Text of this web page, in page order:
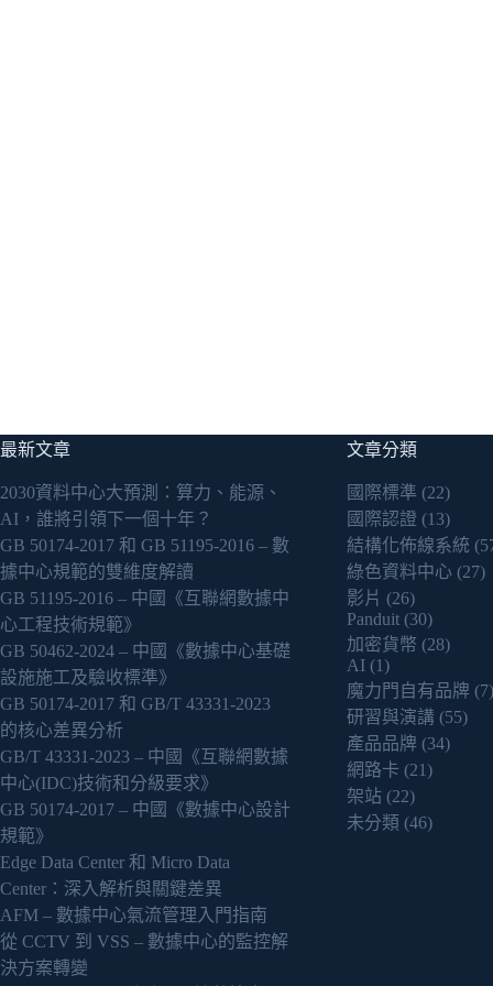
最新文章
2030資料中心大預測：算力、能源、
AI，誰將引領下一個十年？
GB 50174-2017 和 GB 51195-2016 – 數
據中心規範的雙維度解讀
GB 51195-2016 – 中國《互聯網數據中
心工程技術規範》
GB 50462-2024 – 中國《數據中心基礎
設施施工及驗收標準》
GB 50174-2017 和 GB/T 43331-2023
的核心差異分析
GB/T 43331-2023 – 中國《互聯網數據
中心(IDC)技術和分級要求》
GB 50174-2017 – 中國《數據中心設計
規範》
Edge Data Center 和 Micro Data
Center：深入解析與關鍵差異
AFM – 數據中心氣流管理入門指南
從 CCTV 到 VSS – 數據中心的監控解
決方案轉變
文章分類
國際標準 (22)
國際認證(13)
結構化佈線系統
綠色資料中心(27)
影片 (26)
Panduit(30)
加密貨幣 (28)
AI(1)
魔力門自有品牌(7)
研習與演講(55)
產品品牌(34)
網路卡 (21)
架站(22)
未分類 (46)